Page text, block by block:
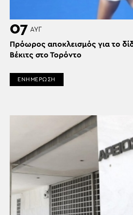
07 ΑΥΓ
Πρόωρος αποκλεισμός για το
Βέκιτς στο Τορόντο
ΕΝΗΜΕΡΩΣΗ